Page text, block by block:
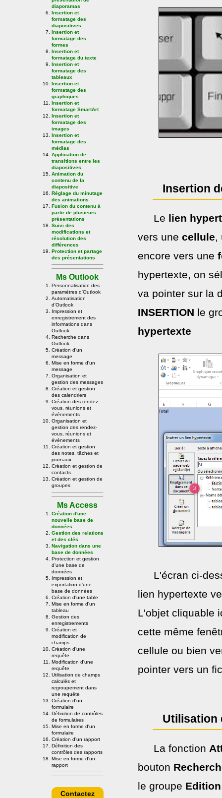
diaporamas
Insertion et
formatage des
diapositives
Insertion et
formatage des
formes
Insertion et
formatage du texte
Insertion et
formatage des
tableaux
Insertion et
formatage des
graphiques
Insertion et
formatage SmartArt
Insertion et
formatage des
images
Insertion et
formatage des
médias
Application de
transitions entre les
diapositives
Animation du
contenu de la
diapositive
Réglage du minutage
des animations
Fusion du contenu à
partir de plusieurs
présentations
Suivi des
modifications et
résolution des
différences
Protection et partage
des présentations
Ms Outlook
Personnalisation des
paramètres d'Outlook
Automatisation
d'Outlook
Impression et
enregistrement des
informations dans
Outlook
Recherche dans
Outlook
Création d'un
message
Mise en forme d'un
message
Organisation et
gestion des messages
Création et gestion
des calendriers
Création des rendez-
vous, réunions et
événements
Organisation et
gestion des rendez-
vous, réunions et
événements
Création et gestion
des notes, tâches et
journaux
Création et gestion de
contacts
Création et gestion de
groupes
Ms Access
Création d'une
nouvelle base de
données
Gestion des relations
et des clés
Navigation dans une
base de données
Protection et gestion
d'une base de
données
Impression et
exportation d'une
base de données
Création d'une table
Mise en forme d'un
tableau
Gestion des
enregistrements
Création et
modification de
champs
Création d'une
requête
Modification d'une
requête
Utilisation de champs
calculés et
regroupement dans
une requête
Création d'un
formulaire
Définition de contrôles
de formulaires
Mise en forme d'un
formulaire
Création d'un rapport
Définition des
contrôles des rapports
Mise en forme d'un
rapport
Contactez
Insertion
Le lien
vers une cellule,
encore vers une
hypertexte, on
va pointer sur la
INSERTION le
hypertexte
L'écran ci-
lien hypertexte
L'objet cliquable
cette même
cellule ou bien
pointer vers un
Utilisation
La fonction
bouton
le groupe Edition